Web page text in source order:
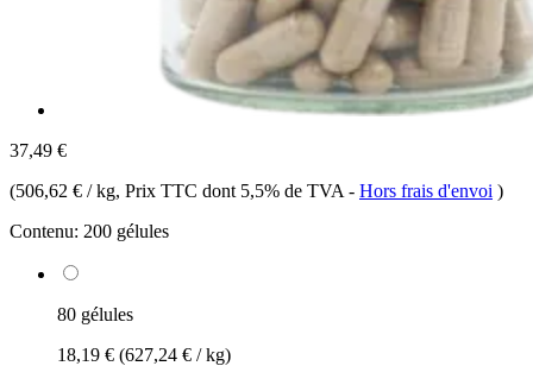
37,49 €
(506,62 € / kg, Prix TTC dont 5,5% de TVA - Hors frais d'envoi )
Contenu: 200 gélules
80 gélules
18,19 € (627,24 € / kg)